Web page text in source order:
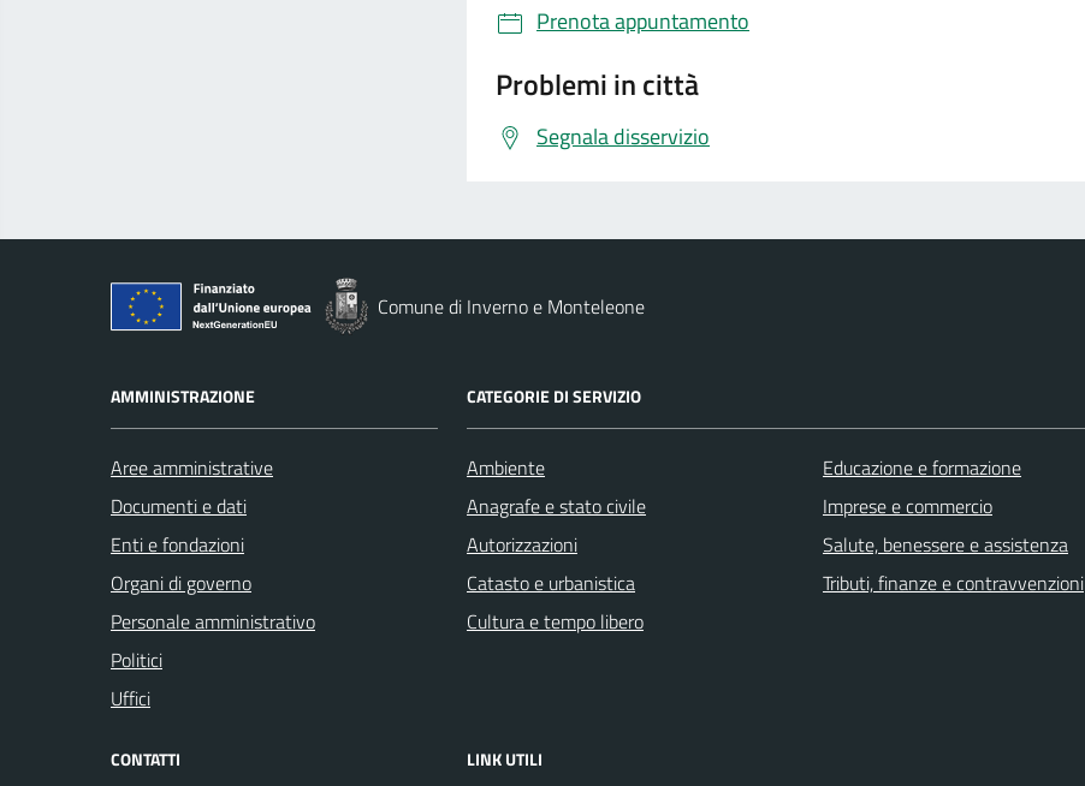
Prenota appuntamento
Problemi in città
Segnala disservizio
Comune di Inverno e Monteleone
AMMINISTRAZIONE
Aree amministrative
Documenti e dati
Enti e fondazioni
Organi di governo
Personale amministrativo
Politici
Uffici
CATEGORIE DI SERVIZIO
Ambiente
Anagrafe e stato civile
Autorizzazioni
Catasto e urbanistica
Cultura e tempo libero
Educazione e formazione
Imprese e commercio
Salute, benessere e assistenza
Tributi, finanze e contravvenzioni
CONTATTI LINK UTILI